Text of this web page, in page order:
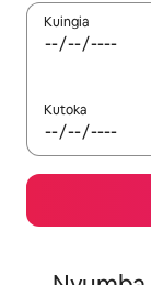
Kuingia
Kutoka